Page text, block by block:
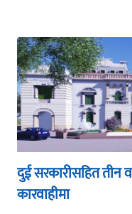
दुई सरकारीसहित तीन
कारवाहीमा